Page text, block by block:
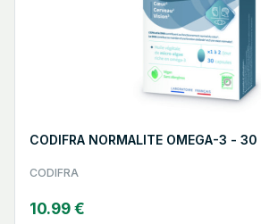
CODIFRA NORMALITE OMEGA-3 -
CODIFRA
10.99 €